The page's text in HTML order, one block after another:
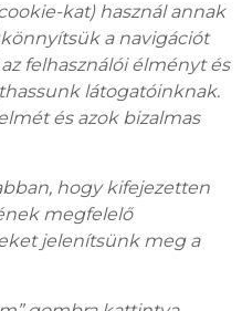
kat) használ annak
a navigációt
felhasználói élményt és
látogatóinknak.
és azok bizalmas
hogy kifejezetten
megfelelő
jelenítsünk meg a